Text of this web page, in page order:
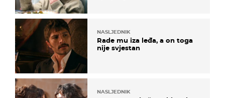
NASLJEDNIK
Rade mu iza leđa, a on toga
nije svjestan
NASLJEDNIK